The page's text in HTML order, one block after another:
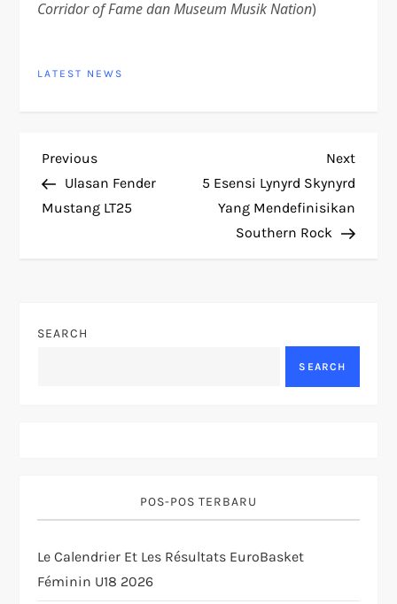
Corridor of Fame dan Museum Musik Nation)
LATEST NEWS
P
o
n
t
Previous
Post
Previous
Ulasan Fender
Mustang LT25
Next
Post
Next
5 Esensi Lynyrd Skynyrd
Yang Mendefinisikan
Southern Rock
SEARCH
SEARCH
POS-POS TERBARU
Le Calendrier Et Les Résultats EuroBasket
Féminin U18 2026